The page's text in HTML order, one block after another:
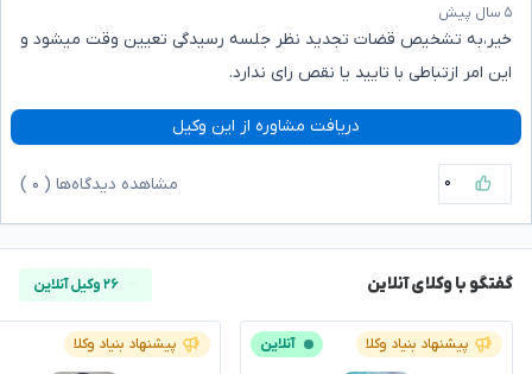
۵ سال پیش
خیر،به تشخیص قضات تجدید نظر جلسه رسیدگی تعیین وقت میشود و
این امر ازتباطی با تایید یا نقص رای ندارد.
دریافت مشاوره از این وکیل
۰ مشاهده دیدگاه‌ها ( ۰
گفتگو با وکلای آنلاین ۲۶ وکیل آنلاین
پیشنهاد بنیاد وکلا آنلاین پیشنهاد بنیاد وکلا